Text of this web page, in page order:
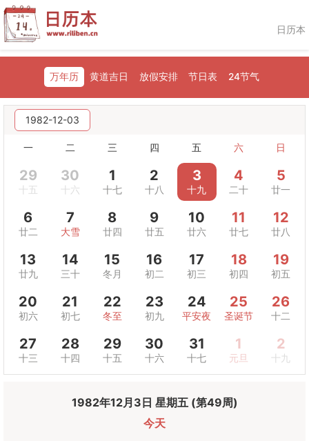
日历本
万年历 黄道吉日 放假安排 节日表 24节气
1982-12-03
一 二 三 四 五 六 日
29
十五
30
十六
1
十七
2
十八
3
十九
4
二十
5
廿一
6
廿二
7
大雪
8
廿四
9
廿五
10
廿六
11
廿七
12
廿八
13
廿九
14
三十
15
冬月
16
初二
17
初三
18
初四
19
初五
20
初六
21
初七
22
冬至
23
初九
24
平安夜
25
圣诞节
26
十二
27
十三
28
十四
29
十五
30
十六
31
十七
1
元旦
2
十九
1982年12月3日 星期五 (第49周)
今天